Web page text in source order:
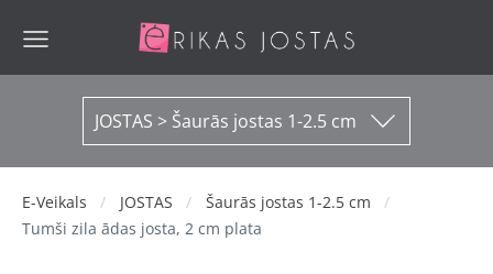
JOSTAS > Šaurās jostas 1-2.5 cm
E-Veikals JOSTAS
Šaurās jostas 1-2.5 cm
Tumši zila ādas josta, 2 cm plata